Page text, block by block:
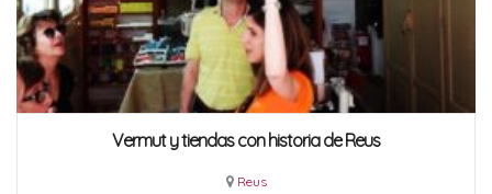
Vermut y tiendas con historia de Reus
Reus